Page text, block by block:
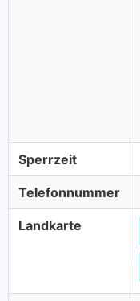
Sperrzeit
Telefonnummer
Landkarte